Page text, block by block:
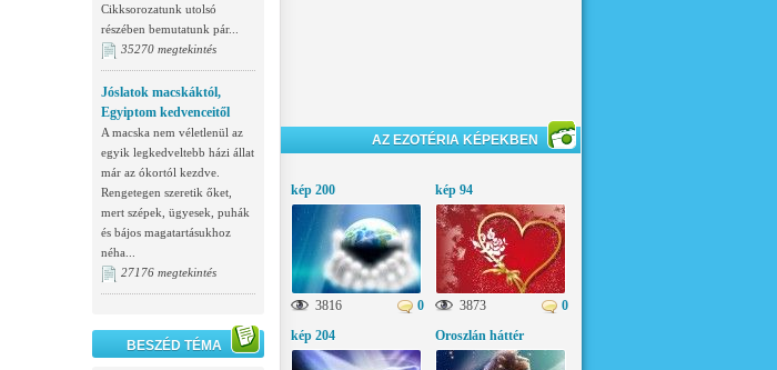
Cikksorozatunk utolsó
részében bemutatunk pár...
35270 megtekintés
Jóslatok macskáktól,
Egyiptom kedvenceitől
A macska nem véletlenül az
egyik legkedveltebb házi állat
már az ókortól kezdve.
Rengetegen szeretik őket,
mert szépek, ügyesek, puhák
és bájos magatartásukhoz
néha...
27176 megtekintés
BESZÉD TÉMA
AZ EZOTÉRIA KÉPEKBEN
kép 200
3816 0
kép 94
3873
0
kép 204
Oroszlán háttér